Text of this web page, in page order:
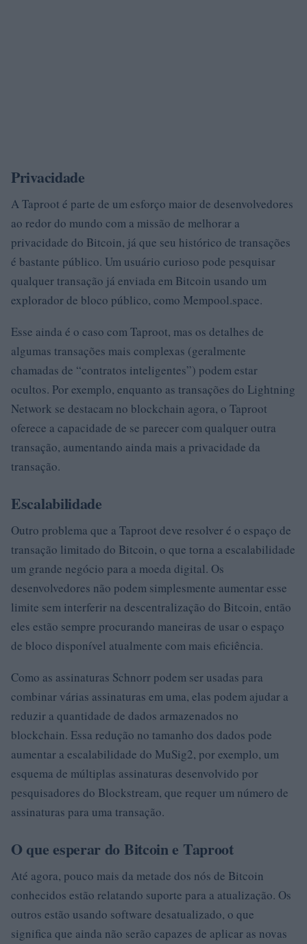
Privacidade
A Taproot é parte de um esforço maior de desenvolvedores
ao redor do mundo com a missão de melhorar a
privacidade do Bitcoin, já que seu histórico de transações
é bastante público. Um usuário curioso pode pesquisar
qualquer transação já enviada em Bitcoin usando um
explorador de bloco público, como Mempool.space.
Esse ainda é o caso com Taproot, mas os detalhes de
algumas transações mais complexas (geralmente
chamadas de “contratos inteligentes”) podem estar
ocultos. Por exemplo, enquanto as transações do Lightning
Network se destacam no blockchain agora, o Taproot
oferece a capacidade de se parecer com qualquer outra
transação, aumentando ainda mais a privacidade da
transação.
Escalabilidade
Outro problema que a Taproot deve resolver é o espaço de
transação limitado do Bitcoin, o que torna a escalabilidade
um grande negócio para a moeda digital. Os
desenvolvedores não podem simplesmente aumentar esse
limite sem interferir na descentralização do Bitcoin, então
eles estão sempre procurando maneiras de usar o espaço
de bloco disponível atualmente com mais eficiência.
Como as assinaturas Schnorr podem ser usadas para
combinar várias assinaturas em uma, elas podem ajudar a
reduzir a quantidade de dados armazenados no
blockchain. Essa redução no tamanho dos dados pode
aumentar a escalabilidade do MuSig2, por exemplo, um
esquema de múltiplas assinaturas desenvolvido por
pesquisadores do Blockstream, que requer um número de
assinaturas para uma transação.
O que esperar do Bitcoin e Taproot
Até agora, pouco mais da metade dos nós de Bitcoin
conhecidos estão relatando suporte para a atualização. Os
outros estão usando software desatualizado, o que
significa que ainda não serão capazes de aplicar as novas